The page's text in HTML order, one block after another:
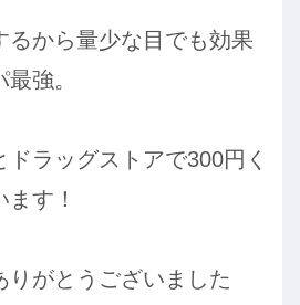
るから量少な目でも効果
強。
ラッグストアで300円く
す！
りがとうございました